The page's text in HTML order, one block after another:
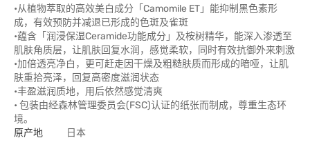
•从植物萃取的高效美白成分「Camomile ET」能抑制黑色素形
成，有效预防并减退已形成的色斑及雀斑
•蕴含「润浸保湿Ceramide功能成分」及桉树精华，能深入渗透至
肌肤角质层，让肌肤回复水润，感觉柔软，同时有效抗御外来刺激
•加倍透亮净白，更可赶走因干燥及粗糙肤质而形成的暗哑，让肌
肤重拾亮泽，回复高密度滋润状态
•丰盈滋润质地，用后依然感觉清爽
• 包装由经森林管理委员会(FSC)认证的纸张而制成，尊重生态环
境。
原产地
日本